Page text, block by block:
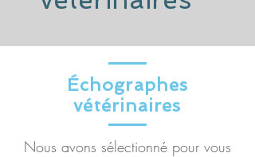
Échographes
vétérinaires
Nous avons sélectionné pour vous